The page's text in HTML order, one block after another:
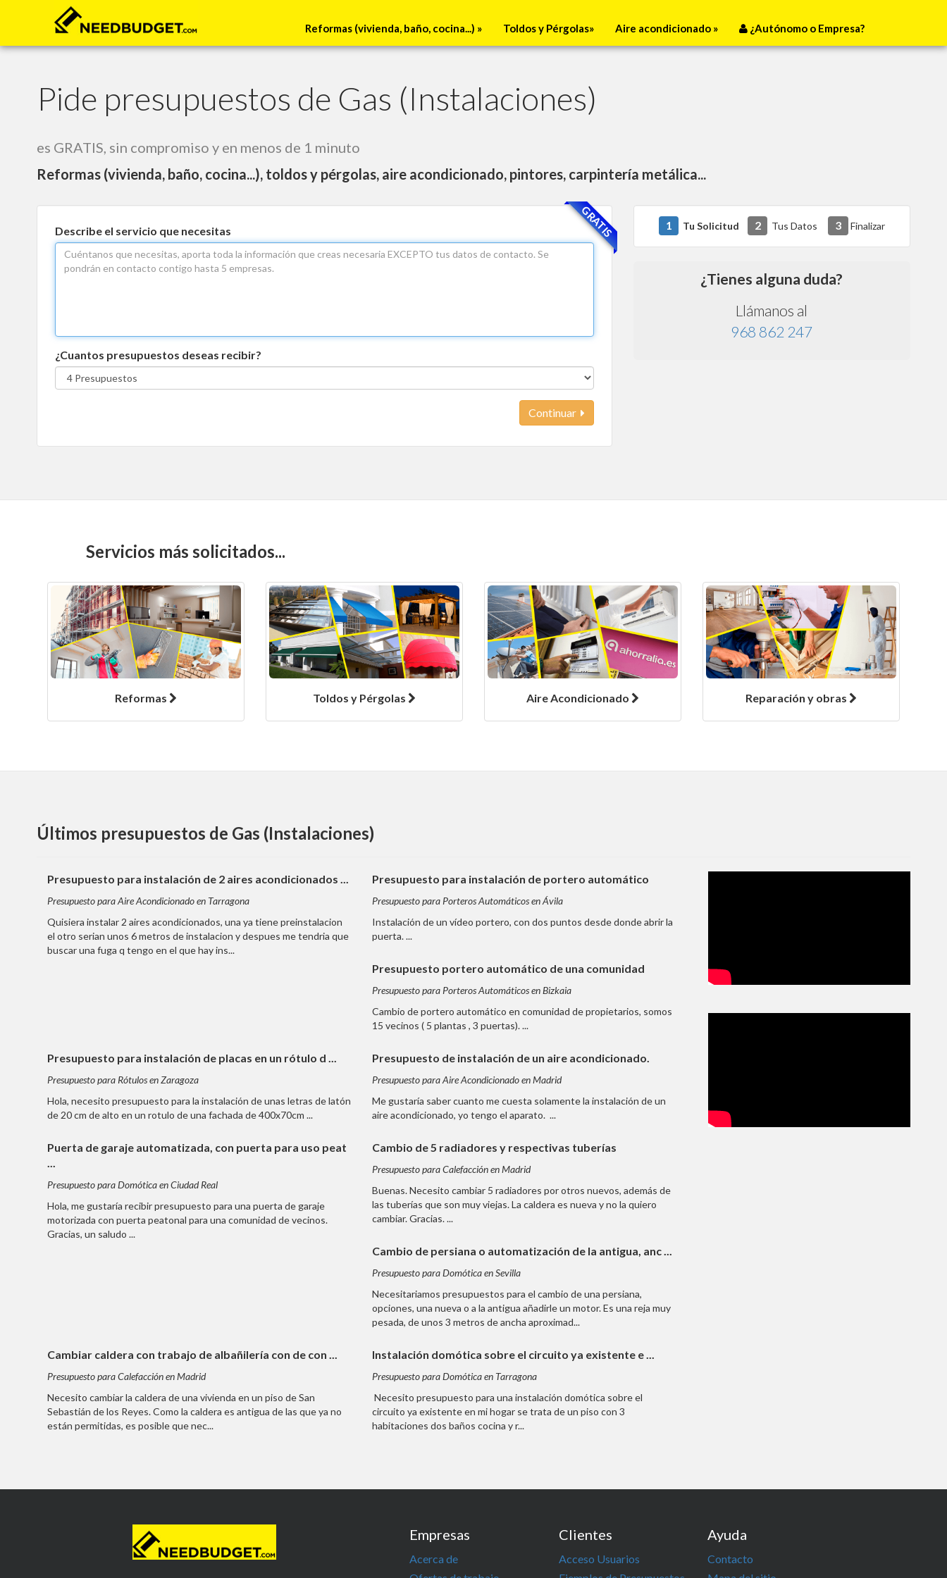
Reformas (vivienda, baño, cocina...) » Toldos y Pérgolas» Aire acondicionado » ¿Autónomo o Empresa?
Pide presupuestos de Gas (Instalaciones)
es GRATIS, sin compromiso y en menos de 1 minuto
Reformas (vivienda, baño, cocina...), toldos y pérgolas, aire acondicionado, pintores, carpintería metálica...
GRATIS
Describe el servicio que necesitas
¿Cuantos presupuestos deseas recibir?
Continuar
1 Tu Solicitud 2 Tus Datos 3 Finalizar
¿Tienes alguna duda?
Llámanos al
968 862 247
Servicios más solicitados...
Reformas Toldos y Pérgolas Aire Acondicionado Reparación y obras
Últimos presupuestos de Gas (Instalaciones)
Presupuesto para instalación de 2 aires acondicionados ...
Presupuesto para Aire Acondicionado en Tarragona
Quisiera instalar 2 aires acondicionados, una ya tiene preinstalacion
el otro serian unos 6 metros de instalacion y despues me tendria que
buscar una fuga q tengo en el que hay ins...
Presupuesto para instalación de portero automático
Presupuesto para Porteros Automáticos en Ávila
Instalación de un vídeo portero, con dos puntos desde donde abrir la
puerta. ...
Presupuesto portero automático de una comunidad
Presupuesto para Porteros Automáticos en Bizkaia
Cambio de portero automático en comunidad de propietarios, somos
15 vecinos ( 5 plantas , 3 puertas). ...
Presupuesto para instalación de placas en un rótulo d ...
Presupuesto para Rótulos en Zaragoza
Hola, necesito presupuesto para la instalación de unas letras de latón
de 20 cm de alto en un rotulo de una fachada de 400x70cm ...
Presupuesto de instalación de un aire acondicionado.
Presupuesto para Aire Acondicionado en Madrid
Me gustaría saber cuanto me cuesta solamente la instalación de un
aire acondicionado, yo tengo el aparato. ...
Puerta de garaje automatizada, con puerta para uso peat
Presupuesto para Domótica en Ciudad Real
Hola, me gustaría recibir presupuesto para una puerta de garaje
motorizada con puerta peatonal para una comunidad de vecinos.
Gracias, un saludo ...
Cambio de 5 radiadores y respectivas tuberías
Presupuesto para Calefacción en Madrid
Buenas. Necesito cambiar 5 radiadores por otros nuevos, además de
las tuberías que son muy viejas. La caldera es nueva y no la quiero
cambiar. Gracias. ...
Cambio de persiana o automatización de la antigua, anc ...
Presupuesto para Domótica en Sevilla
Necesitariamos presupuestos para el cambio de una persiana,
opciones, una nueva o a la antigua añadirle un motor. Es una reja muy
pesada, de unos 3 metros de ancha aproximad...
Cambiar caldera con trabajo de albañilería con de con ...
Presupuesto para Calefacción en Madrid
Necesito cambiar la caldera de una vivienda en un piso de San
Sebastián de los Reyes. Como la caldera es antigua de las que ya no
están permitidas, es posible que nec...
Instalación domótica sobre el circuito ya existente e ...
Presupuesto para Domótica en Tarragona
Necesito presupuesto para una instalación domótica sobre el
circuito ya existente en mi hogar se trata de un piso con 3
habitaciones dos baños cocina y r...
Empresas
Acerca de
Clientes
Acceso Usuarios
Ayuda
Contacto